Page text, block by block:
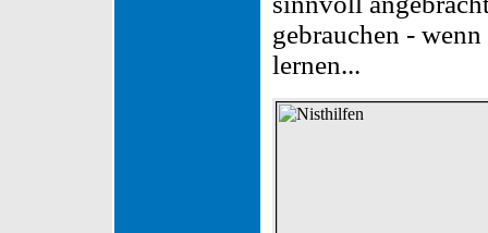
gebrauchen -
lernen...